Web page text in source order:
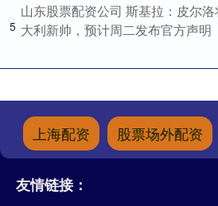
5
山东股票配资公司 斯基拉：皮尔
大利新帅，预计周二发布官方声明
上海配资 股票场外配资
友情链接：